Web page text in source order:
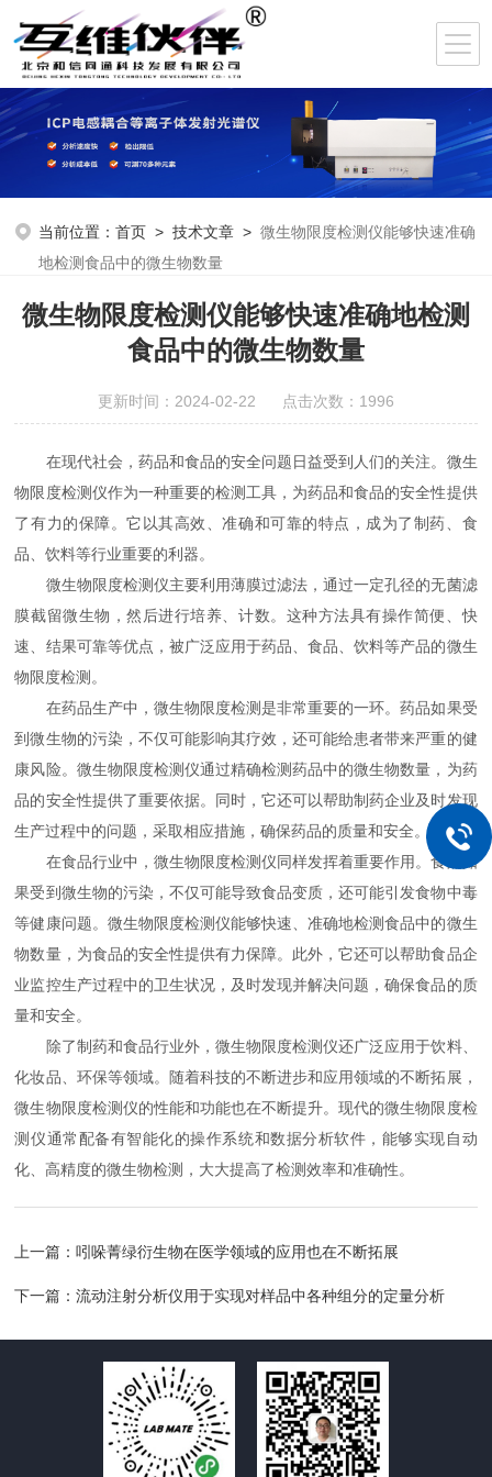
当前位置：首页 >技术文章 >微生物限度检测仪能够快速准确
地检测食品中的微生物数量
微生物限度检测仪能够快速准确地检测
食品中的微生物数量
更新时间：2024-02-22 点击次数：1996
在现代社会，药品和食品的安全问题日益受到人们的关注。微生
物限度检测仪作为一种重要的检测工具，为药品和食品的安全性提供
了有力的保障。它以其高效、准确和可靠的特点，成为了制药、食
品、饮料等行业重要的利器。
微生物限度检测仪主要利用薄膜过滤法，通过一定孔径的无菌滤
膜截留微生物，然后进行培养、计数。这种方法具有操作简便、快
速、结果可靠等优点，被广泛应用于药品、食品、饮料等产品的微生
物限度检测。
在药品生产中，微生物限度检测是非常重要的一环。药品如果受
到微生物的污染，不仅可能影响其疗效，还可能给患者带来严重的健
康风险。微生物限度检测仪通过精确检测药品中的微生物数量，为药
品的安全性提供了重要依据。同时，它还可以帮助制药企业及时发现
生产过程中的问题，采取相应措施，确保药品的质量和安全。
在食品行业中，微生物限度检测仪同样发挥着重要作用。食品如
果受到微生物的污染，不仅可能导致食品变质，还可能引发食物中毒
等健康问题。微生物限度检测仪能够快速、准确地检测食品中的微生
物数量，为食品的安全性提供有力保障。此外，它还可以帮助食品企
业监控生产过程中的卫生状况，及时发现并解决问题，确保食品的质
量和安全。
除了制药和食品行业外，微生物限度检测仪还广泛应用于饮料、
化妆品、环保等领域。随着科技的不断进步和应用领域的不断拓展，
微生物限度检测仪的性能和功能也在不断提升。现代的微生物限度检
测仪通常配备有智能化的操作系统和数据分析软件，能够实现自动
化、高精度的微生物检测，大大提高了检测效率和准确性。
上一篇：吲哚菁绿衍生物在医学领域的应用也在不断拓展
下一篇：流动注射分析仪用于实现对样品中各种组分的定量分析